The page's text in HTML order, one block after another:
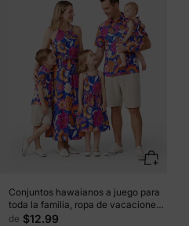
Conjuntos hawaianos a juego para
toda la familia, ropa de vacaciones
con estampado floral tropical,
de $12.99